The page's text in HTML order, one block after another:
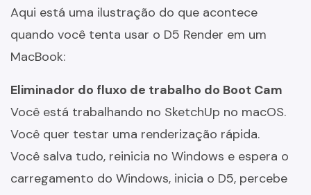
Aqui está uma ilustração do que acontece
quando você tenta usar o D5 Render em um
MacBook:
Eliminador do fluxo de trabalho do Boot Cam
Você está trabalhando no SketchUp no macOS.
Você quer testar uma renderização rápida.
Você salva tudo, reinicia no Windows e espera o
carregamento do Windows, inicia o D5, percebe